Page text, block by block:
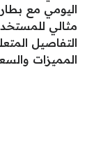
اليومي مع
مثالي
التفاصيل
المميزات